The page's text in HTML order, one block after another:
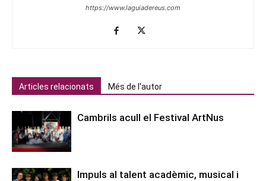
https://www.laguiadereus.com
Articles relacionats Més de l'autor
Cambrils acull el Festival ArtNus
Impuls al talent acadèmic, musical i